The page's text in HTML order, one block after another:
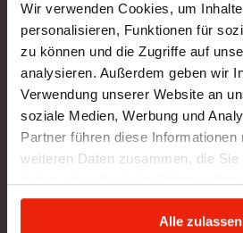
Wir verwenden Cookies, um
personalisieren, Funktionen für
zu können und die Zugriffe auf
analysieren. Außerdem geben wir
Verwendung unserer Website an
soziale Medien, Werbung und
Partner führen diese
weiteren Daten zusammen, die Sie
gesammelt haben.
Alle zulassen
Gurtner Wellness GmbH
SHOWROOM NEU: in Arbeit - wir
Geduld
BÜRO (kein Kundenverkehr):
Gunzing 57
4923 Lohnsburg
office@gurtner-infrarot.at